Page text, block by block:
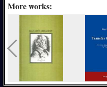
More works: